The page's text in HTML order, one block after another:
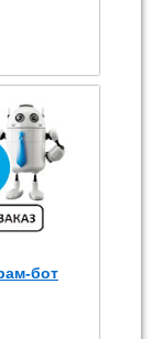
бот